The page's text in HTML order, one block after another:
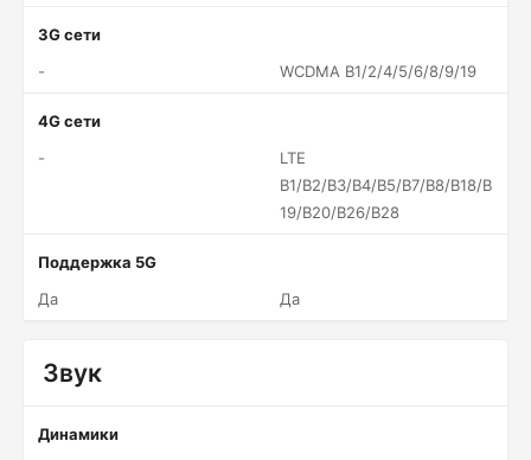
3G сети
-
WCDMA B1/2/4/5/6/8/9/19
4G сети
-
LTE
B1/B2/B3/B4/B5/B7/B8/B18/B
19/B20/B26/B28
Поддержка 5G
Да
Да
Звук
Динамики